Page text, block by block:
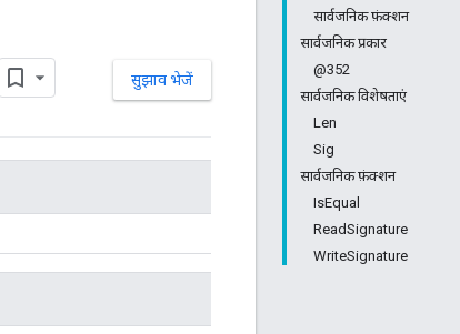
सार्वजनिक फ़ंक्शन
सार्वजनिक प्रकार
@352
सार्वजनिक विशेषताएं
Len
Sig
सार्वजनिक फ़ंक्शन
IsEqual
ReadSignature
WriteSignature
सुझाव भेजें